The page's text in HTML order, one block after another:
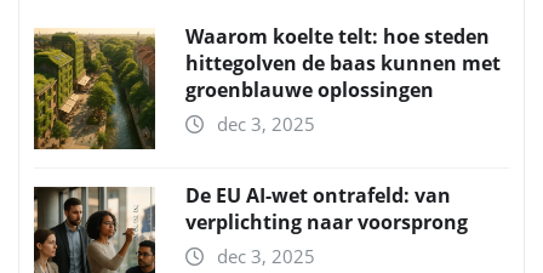
Waarom koelte telt: hoe steden
hittegolven de baas kunnen met
groenblauwe oplossingen
dec 3, 2025
De EU AI-wet ontrafeld: van
verplichting naar voorsprong
dec 3, 2025